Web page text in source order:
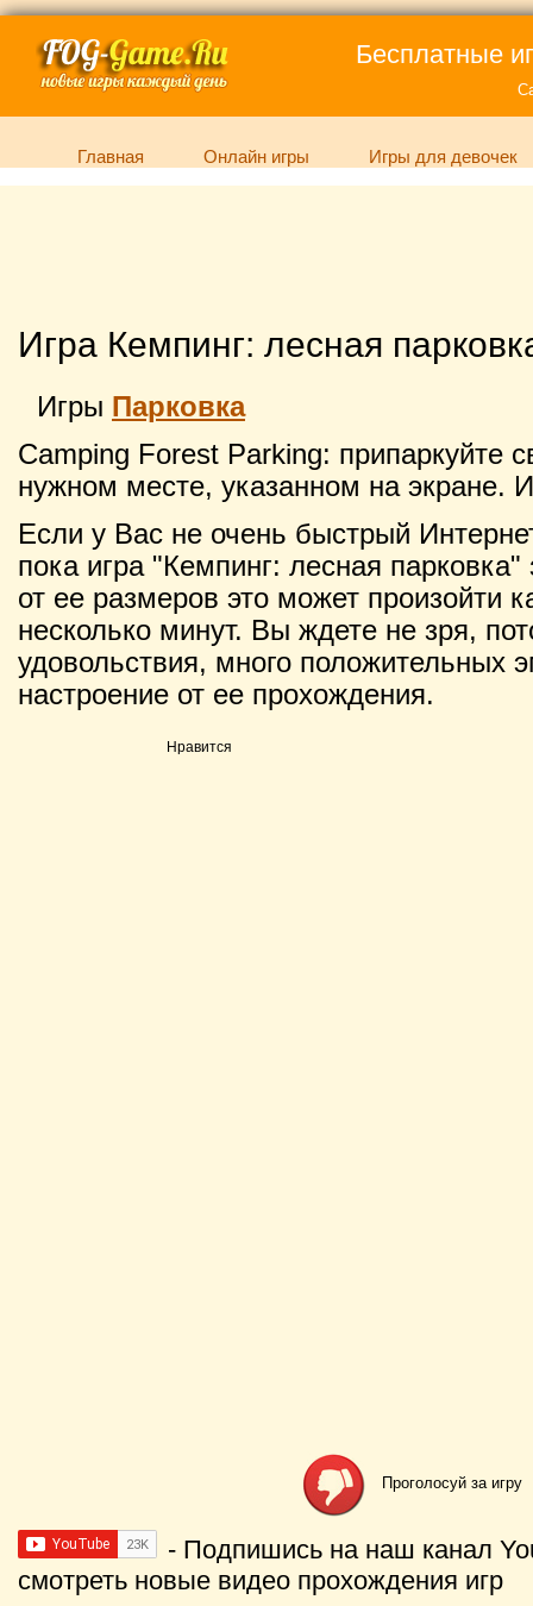
Бесплатные
Главная Онлайн игры Игры для девочек
Игра Кемпинг: лесная
Игры Парковка
Camping Forest Parking: припаркуйте
нужном месте, указанном на экране.
Если у Вас не очень быстрый
пока игра "Кемпинг: лесная парковка"
от ее размеров это может произойти
несколько минут. Вы ждете не зря,
удовольствия, много положительных
настроение от ее прохождения.
Нравится
Проголосуй за игру
- Подпишись на наш канал
смотреть новые видео прохождения игр